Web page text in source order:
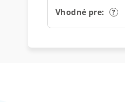
?
Vhodné pre: